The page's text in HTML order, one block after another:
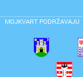
MOJKVART PODRŽAVAJU